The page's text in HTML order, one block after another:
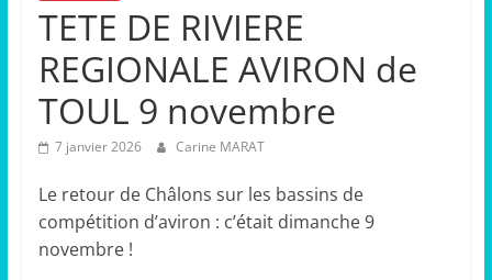
TETE DE RIVIERE
REGIONALE AVIRON de
TOUL 9 novembre
7 janvier 2026 Carine MARAT
Le retour de Châlons sur les bassins de
compétition d’aviron : c’était dimanche 9
novembre !